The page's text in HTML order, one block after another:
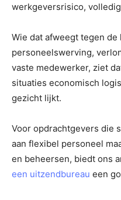
werkgeversrisico,
Wie dat afweegt tegen de
personeelswerving,
vaste medewerker, ziet
situaties economisch
gezicht lijkt.
Voor opdrachtgevers die
aan flexibel personeel
en beheersen, biedt ons
een uitzendbureau een